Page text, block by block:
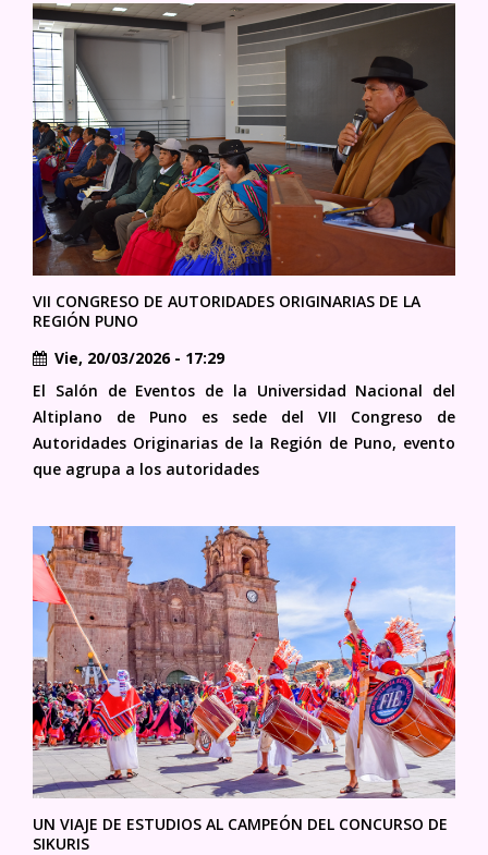
VII CONGRESO DE AUTORIDADES ORIGINARIAS DE LA
REGIÓN PUNO
Vie, 20/03/2026 - 17:29
El Salón de Eventos de la Universidad Nacional del
Altiplano de Puno es sede del VII Congreso de
Autoridades Originarias de la Región de Puno, evento
que agrupa a los autoridades
UN VIAJE DE ESTUDIOS AL CAMPEÓN DEL CONCURSO DE
SIKURIS